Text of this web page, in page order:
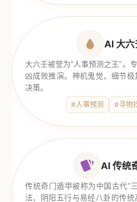
AI 大六
大六壬被誉为“人事预测之王”。
凶成败推演。神机鬼觉，细节
决策。
#人事预测 #寻物
AI 传统
传统奇门遁甲被称为中国古代“
法、阴阳五行与易经八卦的传